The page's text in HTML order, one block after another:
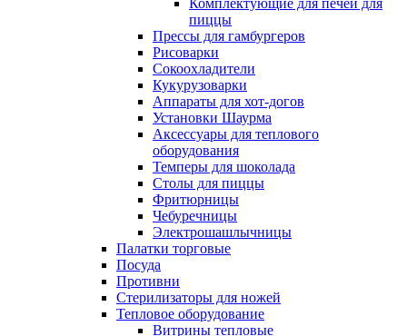
Комплектующие для печей для
пиццы
Прессы для гамбургеров
Рисоварки
Сокоохладители
Кукурузоварки
Аппараты для хот-догов
Установки Шаурма
Аксессуары для теплового
оборудования
Темперы для шоколада
Столы для пиццы
Фритюрницы
Чебуречницы
Электрошашлычницы
Палатки торговые
Посуда
Противни
Стерилизаторы для ножей
Тепловое оборудование
Витрины тепловые